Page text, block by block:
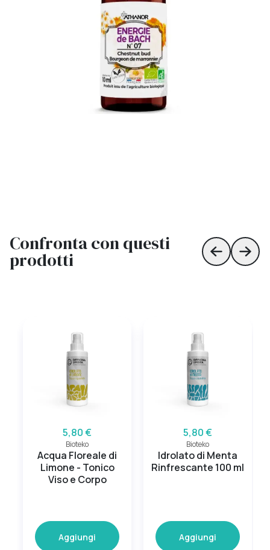
Confronta con questi
prodotti Skip toSkip
5,80 €
Bioteko
Acqua Floreale di
Limone - Tonico
Viso e Corpo
Aggiungi
5,80 €
Bioteko
Idrolato di Menta
Rinfrescante 100 ml
Aggiungi